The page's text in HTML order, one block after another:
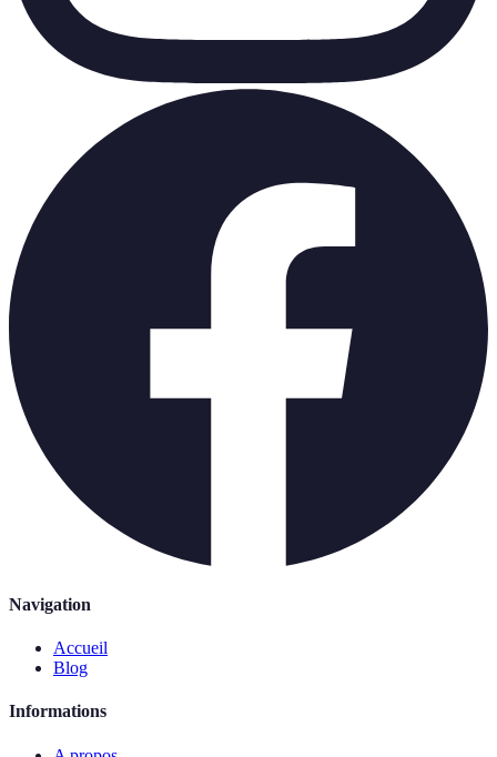
Navigation
Accueil
Blog
Informations